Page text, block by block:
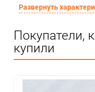
Материал
Предназначение товара
Развернуть
Покупатели,
купили